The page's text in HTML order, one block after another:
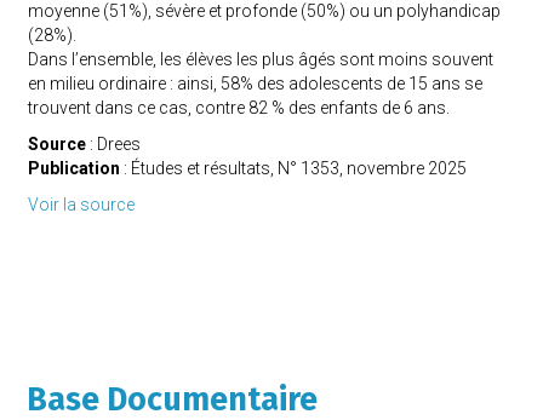
moyenne (51%), sévère et profonde (50%) ou un polyhandicap
(28%).
Dans l’ensemble, les élèves les plus âgés sont moins souvent
en milieu ordinaire : ainsi, 58% des adolescents de 15 ans se
trouvent dans ce cas, contre 82 % des enfants de 6 ans.
Source : Drees
Publication : Études et résultats, N° 1353, novembre 2025
Voir la source
Base Documentaire